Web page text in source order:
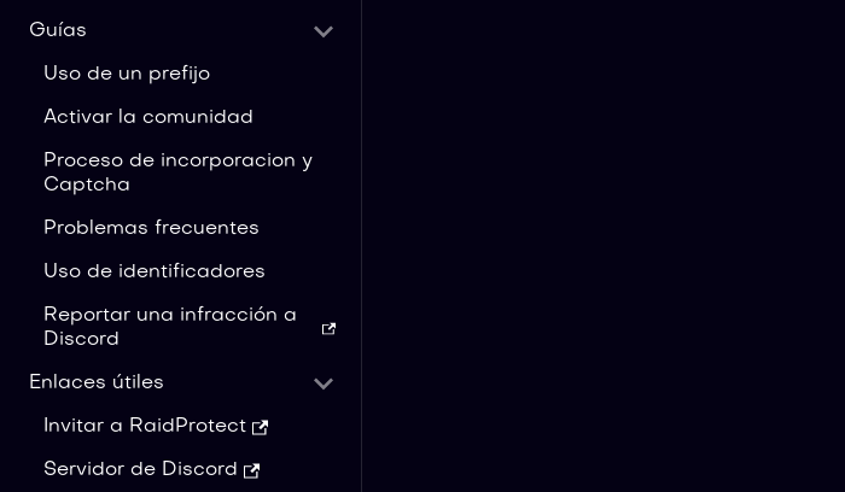
Guías
Uso de un prefijo
Activar la comunidad
Proceso de incorporacion y
Captcha
Problemas frecuentes
Uso de identificadores
Reportar una infracción a
Discord
Enlaces útiles
Invitar a RaidProtect
Servidor de Discord